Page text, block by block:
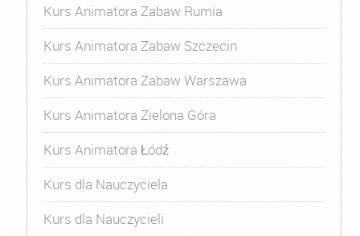
Kurs Animatora Zabaw Rumia
Kurs Animatora Zabaw Szczecin
Kurs Animatora Zabaw Warszawa
Kurs Animatora Zielona Góra
Kurs Animatora Łódź
Kurs dla Nauczyciela
Kurs dla Nauczycieli